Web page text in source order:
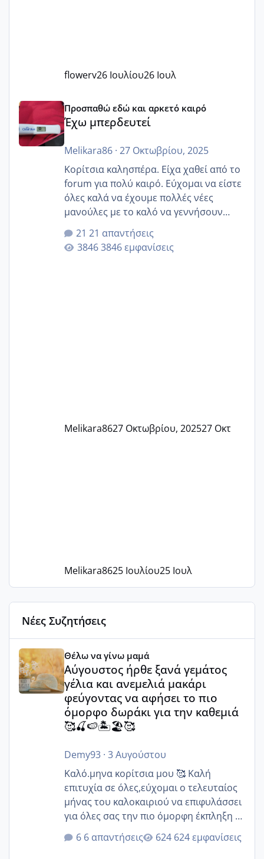
flowerv26 Ιουλίου26 Ιουλ
Έχω μπερδευτεί
Προσπαθώ εδώ και αρκετό καιρό
Έχω μπερδευτεί
Melikara86· 27 Οκτωβρίου, 2025
Κορίτσια καλησπέρα. Είχα χαθεί από το
forum για πολύ καιρό. Εύχομαι να είστε
όλες καλά να έχουμε πολλές νέες
μανούλες με το καλό να γεννήσουν
αυτές που ήδη περιμένουν. Να πάρουν
γερα μωράκια στην αγκαλίτσα τους
🙏🏼🙏🏼 Ας πάμε λοιπόν στο θέμα μου.
21 απαντήσεις
3846 εμφανίσεις
Melikara8627 Οκτωβρίου, 202527 Οκτ
Melikara8625 Ιουλίου25 Ιουλ
Νέες Συζητήσεις
Αύγουστος ήρθε ξανά γεμάτος γέλια και ανεμελιά
Θέλω να γίνω μαμά
Αύγουστος ήρθε ξανά γεμάτος
γέλια και ανεμελιά μακάρι
φεύγοντας να αφήσει το πιο
όμορφο δωράκι για την καθεμιά
🥰🍒🍉🏝️🏖️🥰
Demy93· 3 Αυγούστου
Καλό.μηνα κορίτσια μου 🥰 Καλή
επιτυχία σε όλες,εύχομαι ο τελευταίος
μήνας του καλοκαιριού να επιφυλάσσει
για όλες σας την πιο όμορφη έκπληξη 🧿
@Elk @Melikara86 @Παρασκευαιδου
@Zenia z @melitiniღ @Christi.D.
6 απαντήσεις 624 εμφανίσεις